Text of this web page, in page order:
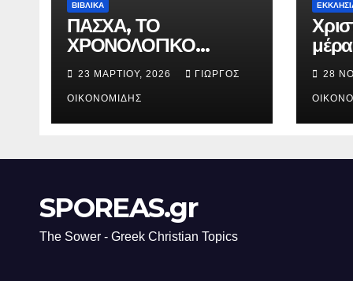
ΒΙΒΛΙΚΑ
ΠΑΣΧΑ, ΤΟ
ΧΡΟΝΟΛΟΓΙΚΟ
ΔΙΑΓΡΑΜΜΑ ΤΗΣ
ΣΤΑΥΡΩΣΕΩΣ.
23 ΜΑΡΤΊΟΥ, 2026 ΓΙΏΡΓΟΣ
ΟΙΚΟΝΟΜΊΔΗΣ
28
SPOREAS.gr
The Sower - Greek Christian Topics